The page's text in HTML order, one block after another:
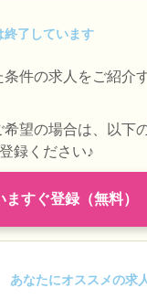
終了しています
条件の求人をご紹介
望の場合は、以下
録ください♪
ますぐ登録（無料）
あなたにオススメの求